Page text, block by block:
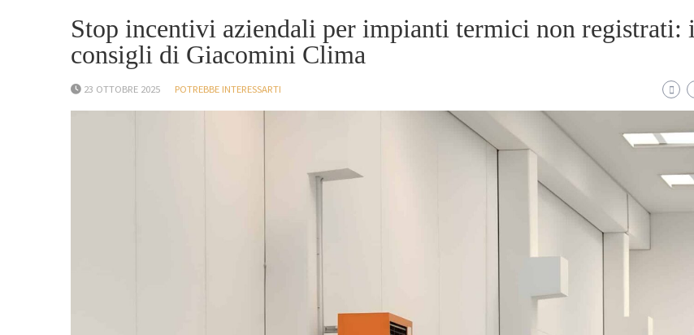
Stop incentivi aziendali per impianti termici non registrati: i
consigli di Giacomini Clima
23 OTTOBRE 2025 POTREBBE INTERESSARTI